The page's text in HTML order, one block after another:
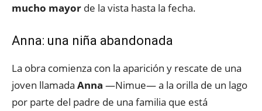
mucho mayor de la vista hasta la fecha.
Anna: una niña abandonada
La obra comienza con la aparición y rescate de una
joven llamada Anna —Nimue— a la orilla de un lago
por parte del padre de una familia que está